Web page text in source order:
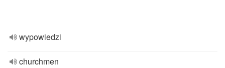
wypowiedzi
churchmen